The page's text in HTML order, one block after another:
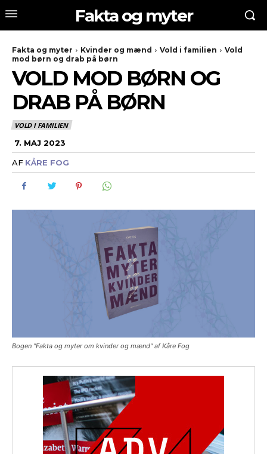
Fakta og myter
Fakta og myter Kvinder og mænd Vold i familien
Vold
mod børn og drab på børn
VOLD MOD BØRN OG
DRAB PÅ BØRN
VOLD I FAMILIEN
7. MAJ 2023
AF KÅRE FOG
Bogen "Fakta og myter om kvinder og mænd" af Kåre Fog